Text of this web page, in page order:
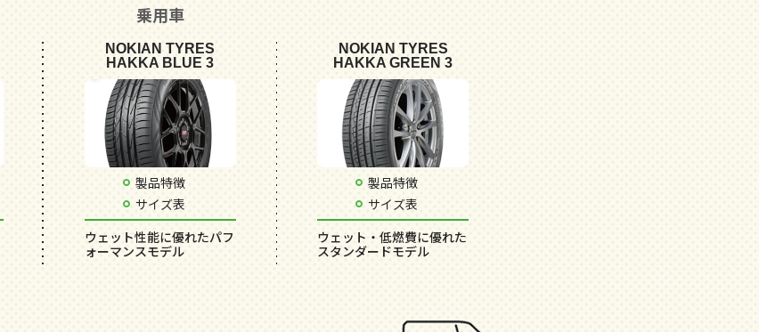
乗用車
NOKIAN TYRES
HAKKA BLUE 3
製品特徴
サイズ表
ウェット性能に優れたパフ
ォーマンスモデル
NOKIAN TYRES
HAKKA GREEN 3
製品特徴
サイズ表
ウェット・低燃費に優れた
スタンダードモデル